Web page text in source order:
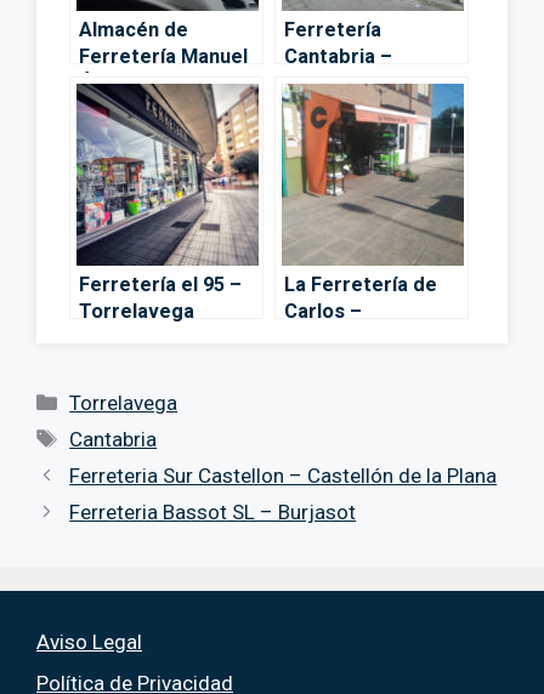
Almacén de
Ferretería Manuel
Álvarez –
Torrelavega
Ferretería
Cantabria –
Torrelavega
Ferretería el 95 –
Torrelavega
La Ferretería de
Carlos –
Categorías
Torrelavega
Etiquetas
Cantabria
Ferreteria Sur Castellon – Castellón de la Plana
Ferreteria Bassot SL – Burjasot
Aviso Legal
Política de Privacidad